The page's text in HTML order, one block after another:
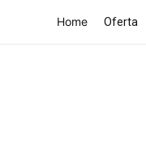
Home Oferta